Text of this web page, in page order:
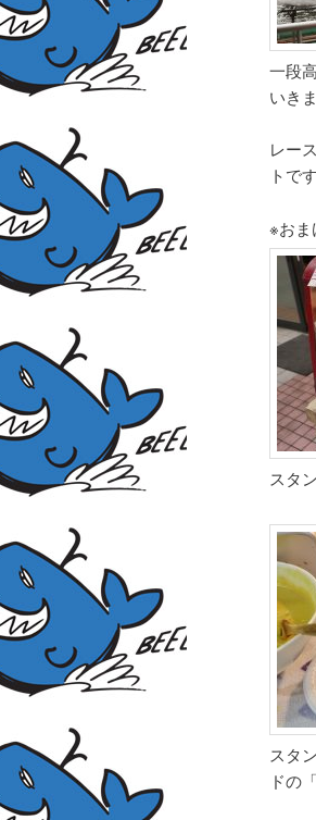
一段
いき
レー
トで
※おま
スタ
スタ
ドの